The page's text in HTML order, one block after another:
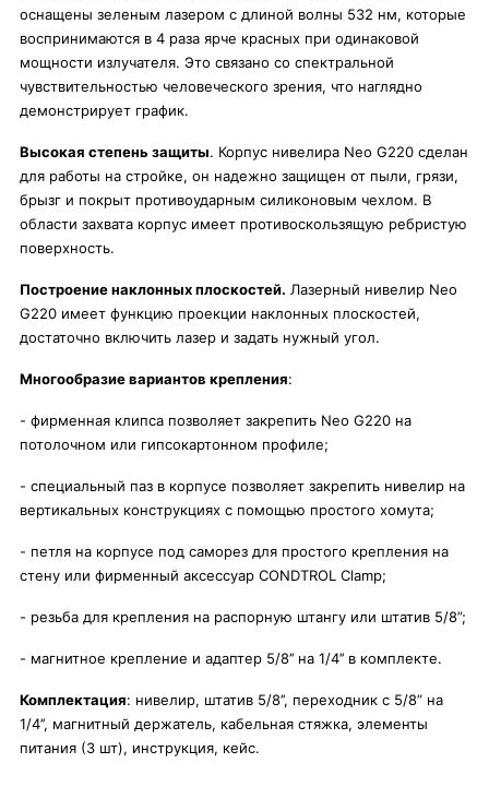
оснащены зеленым лазером с длиной волны 532 нм, которые
воспринимаются в 4 раза ярче красных при одинаковой
мощности излучателя. Это связано со спектральной
чувствительностью человеческого зрения, что наглядно
демонстрирует график.
Высокая степень защиты. Корпус нивелира Neo G220 сделан
для работы на стройке, он надежно защищен от пыли, грязи,
брызг и покрыт противоударным силиконовым чехлом. В
области захвата корпус имеет противоскользящую ребристую
поверхность.
Построение наклонных плоскостей. Лазерный нивелир Neo
G220 имеет функцию проекции наклонных плоскостей,
достаточно включить лазер и задать нужный угол.
Многообразие вариантов крепления:
- фирменная клипса позволяет закрепить Neo G220 на
потолочном или гипсокартонном профиле;
- специальный паз в корпусе позволяет закрепить нивелир на
вертикальных конструкциях с помощью простого хомута;
- петля на корпусе под саморез для простого крепления на
стену или фирменный аксессуар CONDTROL Clamp;
- резьба для крепления на распорную штангу или штатив 5/8”;
- магнитное крепление и адаптер 5/8’’ на 1/4’’ в комплекте.
Комплектация: нивелир, штатив 5/8’’, переходник с 5/8” на
1/4’’, магнитный держатель, кабельная стяжка, элементы
питания (3 шт), инструкция, кейс.